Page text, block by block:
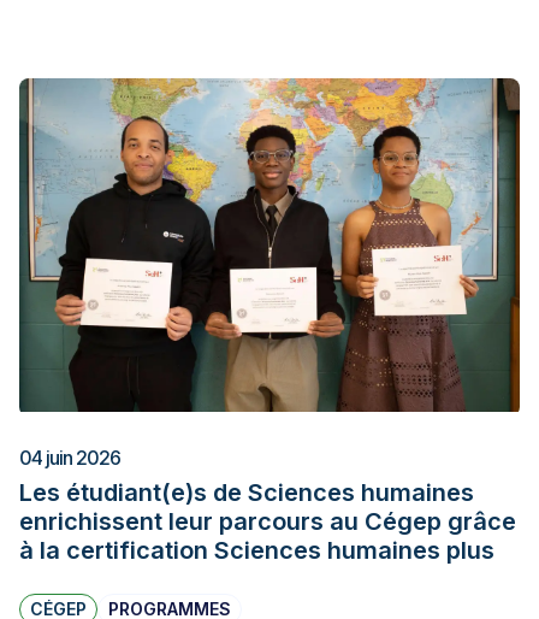
04 juin 2026
Les étudiant(e)s de Sciences humaines
enrichissent leur parcours au Cégep grâce
à la certification Sciences humaines plus
CÉGEP PROGRAMMES